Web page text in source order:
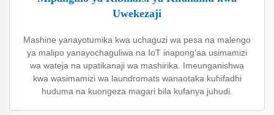
Uwekezaji
Mashine yanayotumika kwa uchaguzi wa pesa na malengo
ya malipo yanayochaguliwa na IoT inapong'aa usimamizi
wa wateja na upatikanaji wa mashirika. Imeunganishwa
kwa wasimamizi wa laundromats wanaotaka kuhifadhi
huduma na kuongeza magari bila kufanya juhudi.